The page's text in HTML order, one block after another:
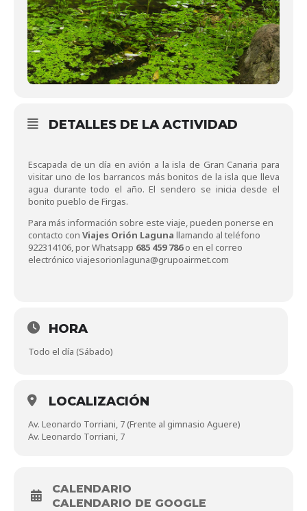
DETALLES DE LA ACTIVIDAD
Escapada de un día en avión a la isla de Gran Canaria para
visitar uno de los barrancos más bonitos de la isla que lleva
agua durante todo el año. El sendero se inicia desde el
bonito pueblo de Firgas.
Para más información sobre este viaje, pueden ponerse en
contacto con Viajes Orión Laguna llamando al teléfono
922314106, por Whatsapp 685 459 786o en el correo
electrónico viajesorionlaguna@grupoairmet.com
HORA
Todo el día (Sábado)
LOCALIZACIÓN
Av. Leonardo Torriani, 7 (Frente al gimnasio Aguere)
Av. Leonardo Torriani, 7
CALENDARIO
CALENDARIO DE GOOGLE